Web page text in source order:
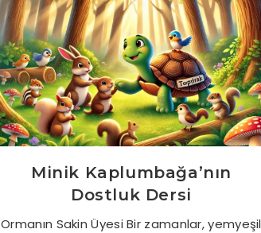
Minik Kaplumbağa’nın
Dostluk Dersi
Ormanın Sakin Üyesi Bir zamanlar, yemyeşil